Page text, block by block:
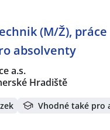
(M/Ž), práce
absolventy
a.s.
Hradiště
Vhodné také pro